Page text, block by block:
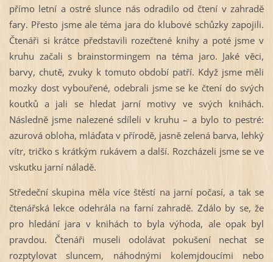
přímo letní a ostré slunce nás odradilo od čtení v zahradě
fary. Přesto jsme ale téma jara do klubové schůzky zapojili.
Čtenáři si krátce představili rozečtené knihy a poté jsme v
kruhu začali s brainstormingem na téma jaro. Jaké věci,
barvy, chutě, zvuky k tomuto období patří. Když jsme měli
mozky dost vybouřené, odebrali jsme se ke čtení do svých
koutků a jali se hledat jarní motivy ve svých knihách.
Následně jsme nalezené sdíleli v kruhu – a bylo to pestré:
azurová obloha, mláďata v přírodě, jasně zelená barva, lehký
vítr, tričko s krátkým rukávem a další. Rozcházeli jsme se ve
vskutku jarní náladě.
Středeční skupina měla více štěstí na jarní počasí, a tak se
čtenářská lekce odehrála na farní zahradě. Zdálo by se, že
pro hledání jara v knihách to byla výhoda, ale opak byl
pravdou. Čtenáři museli odolávat pokušení nechat se
rozptylovat sluncem, náhodnými kolemjdoucími nebo